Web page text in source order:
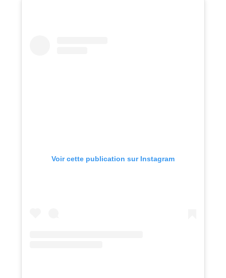
Voir cette publication sur Instagram